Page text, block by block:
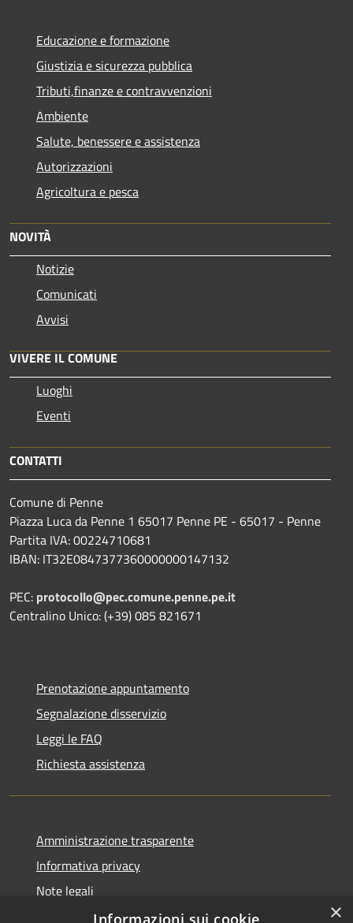
Educazione e formazione
Giustizia e sicurezza pubblica
Tributi,finanze e contravvenzioni
Ambiente
Salute, benessere e assistenza
Autorizzazioni
Agricoltura e pesca
NOVITÀ
Notizie
Comunicati
Avvisi
VIVERE IL COMUNE
Luoghi
Eventi
CONTATTI
Comune di Penne
Piazza Luca da Penne 1 65017 Penne PE - 65017 - Penne
Partita IVA: 00224710681
IBAN: IT32E0847377360000000147132
PEC: protocollo@pec.comune.penne.pe.it
Centralino Unico: (+39) 085 821671
Prenotazione appuntamento
Segnalazione disservizio
Leggi le FAQ
Richiesta assistenza
Amministrazione trasparente
Informativa privacy
Note legali
Dichiarazione di accessibilità
×
Informazioni sui cookie